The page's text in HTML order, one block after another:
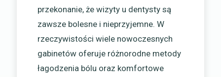
przekonanie, że wizyty u dentysty są
zawsze bolesne i nieprzyjemne. W
rzeczywistości wiele nowoczesnych
gabinetów oferuje różnorodne metody
łagodzenia bólu oraz komfortowe